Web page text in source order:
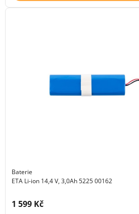
Baterie
ETA Li-ion 14,4 V, 3,0Ah 5225 00162
Cena s DPH:
1 599 Kč